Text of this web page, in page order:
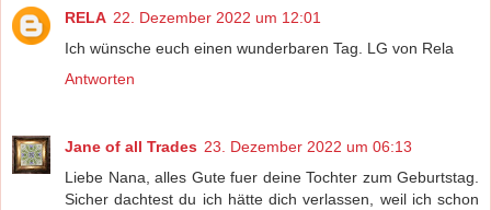
RELA 22. Dezember 2022 um 12:01
Ich wünsche euch einen wunderbaren Tag. LG von Rela
Antworten
Jane of all Trades 23. Dezember 2022 um 06:13
Liebe Nana, alles Gute fuer deine Tochter zum Geburtstag.
Sicher dachtest du ich hätte dich verlassen, weil ich schon